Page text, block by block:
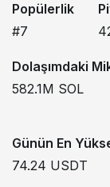
Popülerlik
#7
Dolaşımdaki
582.1M SOL
Günün En
74.24 USDT